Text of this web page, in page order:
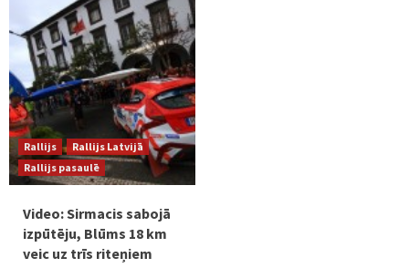
Rallijs
Rallijs Latvijā
Rallijs pasaulē
Video: Sirmacis sabojā
izpūtēju, Blūms 18 km
veic uz trīs riteņiem